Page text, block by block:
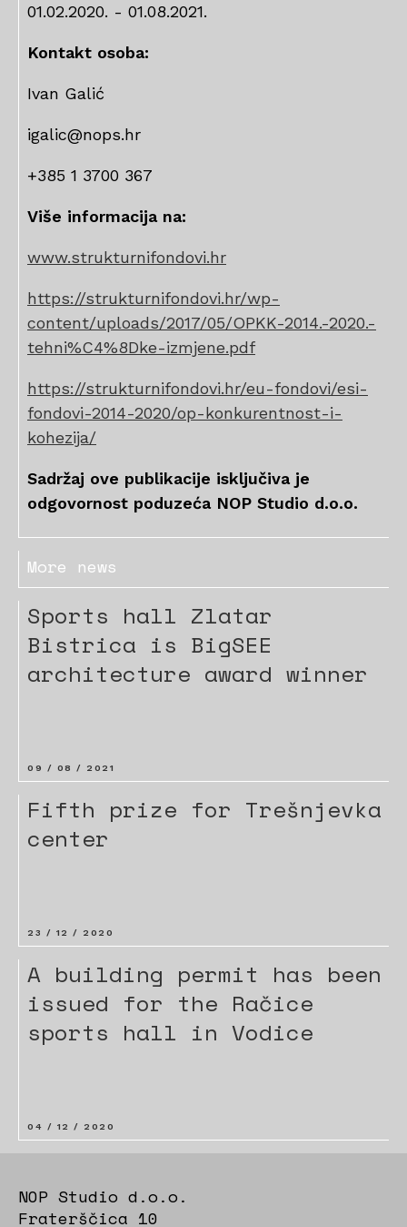
01.02.2020. - 01.08.2021.
Kontakt osoba:
Ivan Galić
igalic@nops.hr
+385 1 3700 367
Više informacija na:
www.strukturnifondovi.hr
https://strukturnifondovi.hr/wp-
content/uploads/2017/05/OPKK-2014.-2020.-
tehni%C4%8Dke-izmjene.pdf
https://strukturnifondovi.hr/eu-fondovi/esi-
fondovi-2014-2020/op-konkurentnost-i-
kohezija/
Sadržaj ove publikacije isključiva je
odgovornost poduzeća NOP Studio d.o.o.
More news
Sports hall Zlatar
Bistrica is BigSEE
architecture award winner
09 / 08 / 2021
Fifth prize for Trešnjevka
center
23 / 12 / 2020
A building permit has been
issued for the Račice
sports hall in Vodice
04 / 12 / 2020
NOP Studio d.o.o.
Fraterščica 10